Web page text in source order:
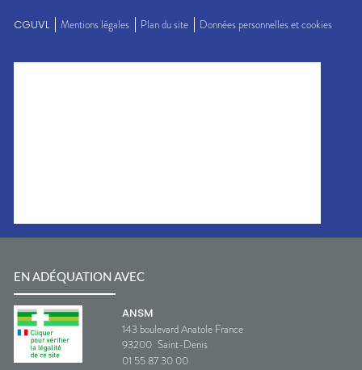
CGUVL Mentions légales Plan du site Données personnelles et cookies
EN ADÉQUATION AVEC
ANSM
143 boulevard Anatole France
93200 Saint-Denis
01 55 87 30 00